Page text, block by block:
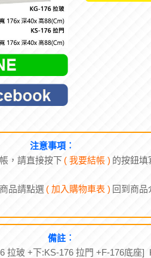
注意事項︰
，請直接按下 ( 我要結帳 ) 的按鈕填
品請點選 ( 加入購物車表 ) 回到商品
備註︰
拉玻 +下:KS-176 拉門 +F-176底座]